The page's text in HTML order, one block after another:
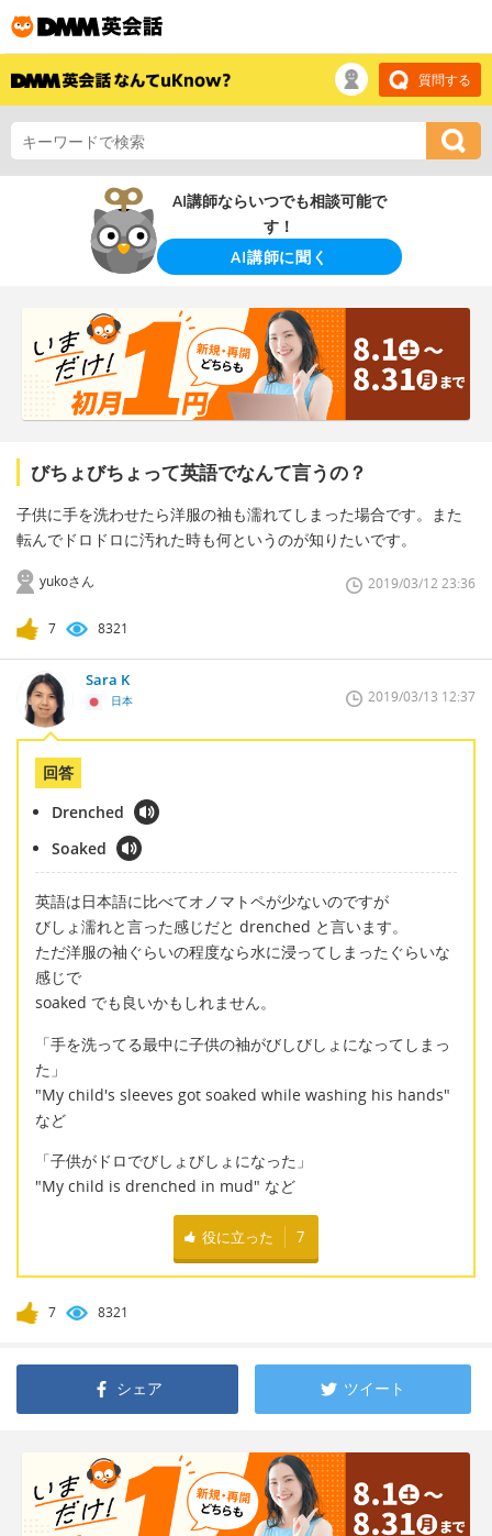
質問する
AI講師ならいつでも相談可能で
す！
AI講師に聞く
びちょびちょって英語でなんて言うの？
子供に手を洗わせたら洋服の袖も濡れてしまった場合です。また
転んでドロドロに汚れた時も何というのが知りたいです。
yukoさん 2019/03/12 23:36
7 8321
Sara K
日本 2019/03/13 12:37
回答
Drenched
Soaked
英語は日本語に比べてオノマトペが少ないのですが
びしょ濡れと言った感じだと drenched と言います。
ただ洋服の袖ぐらいの程度なら水に浸ってしまったぐらいな
感じで
soaked でも良いかもしれません。
「手を洗ってる最中に子供の袖がびしびしょになってしまっ
た」
"My child's sleeves got soaked while washing his hands"
など
「子供がドロでびしょびしょになった」
"My child is drenched in mud" など
役に立った 7
7 8321
シェア ツイート